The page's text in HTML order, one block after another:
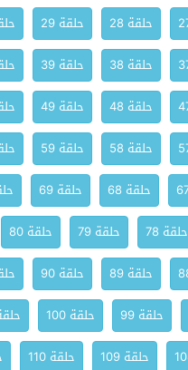
حلقة 28 حلقة 29
حلقة 38 حلقة 39
حلقة 48 حلقة 49
حلقة 58 حلقة 59
حلقة 68 حلقة 69
حلقة 78 حلقة 79 حلقة 80
حلقة 89 حلقة 90
حلقة 99 حلقة 100 حلقة
حلقة 109 حلقة 110